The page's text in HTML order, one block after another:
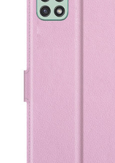
für
Schutzhüllen
zum